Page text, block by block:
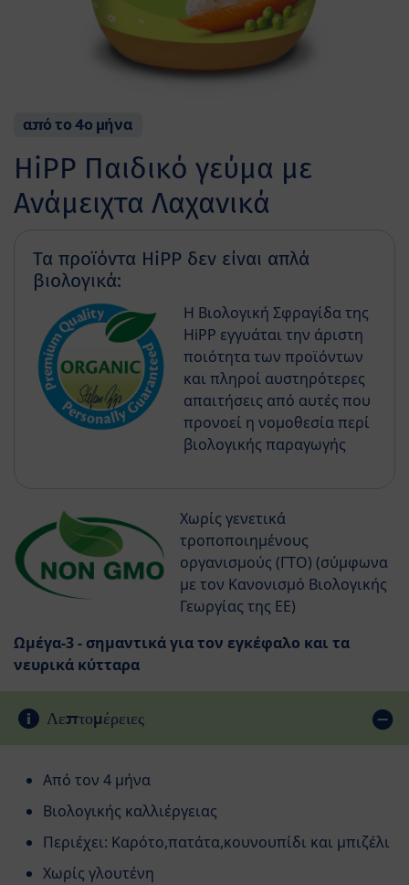
από το 4ο μήνα
HiPP Παιδικό γεύμα με
Ανάμειχτα Λαχανικά
Τα προϊόντα HiPP δεν είναι απλά
βιολογικά:
Η Βιολογική Σφραγίδα της
HiPP εγγυάται την άριστη
ποιότητα των προϊόντων
και πληροί αυστηρότερες
απαιτήσεις από αυτές που
προνοεί η νομοθεσία περί
βιολογικής παραγωγής
Χωρίς γενετικά
τροποποιημένους
οργανισμούς (ΓΤΟ) (σύμφωνα
με τον Κανονισμό Βιολογικής
Γεωργίας της ΕΕ)
Ωμέγα-3 - σημαντικά για τον εγκέφαλο και τα
νευρικά κύτταρα
Λεπτομέρειες
Aπό τον 4 μήνα
Bιολογικής καλλιέργειας
Περιέχει: Καρότο,πατάτα,κουνουπίδι και μπιζέλι
Χωρίς γλουτένη